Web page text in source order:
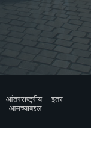
आंतरराष्ट्रीय
इतर
आमच्याबद्दल